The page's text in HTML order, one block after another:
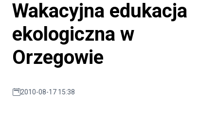
Wakacyjna edukacja
ekologiczna w
Orzegowie
2010-08-17 15:38